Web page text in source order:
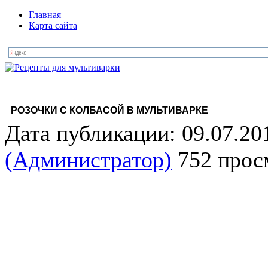
Главная
Карта сайта
РОЗОЧКИ С КОЛБАСОЙ В МУЛЬТИВАРКЕ
Дата публикации:
(Администратор) 752